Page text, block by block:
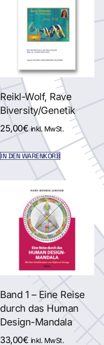
Reikl-Wolf, Rave
Biversity/Genetik
25,00€ inkl. MwSt.
IN DEN WARENKORB
Band 1 – Eine Reise
durch das Human
Design-Mandala
33,00€ inkl. MwSt.